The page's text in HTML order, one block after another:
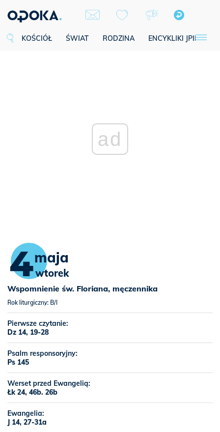
KOŚCIÓŁ ŚWIAT RODZINA ENCYKLIKI JPII
ad
4maja
wtorek
Wspomnienie św. Floriana, męczennika
Rok liturgiczny: B/I
Pierwsze czytanie:
Dz 14, 19-28
Psalm responsoryjny:
Ps 145
Werset przed Ewangelią:
Łk 24, 46b. 26b
Ewangelia:
J 14, 27-31a